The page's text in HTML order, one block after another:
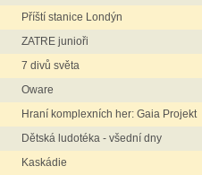
Příští stanice Londýn
ZATRE junioři
7 divů světa
Oware
Hraní komplexních her: Gaia Projekt
Dětská ludotéka - všední dny
Kaskádie